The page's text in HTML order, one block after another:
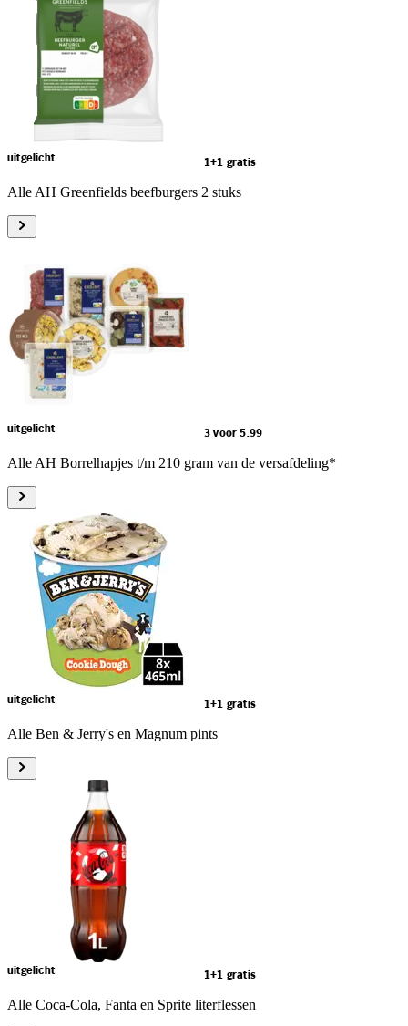
uitgelicht 1+1 gratis
Alle AH Greenfields beefburgers 2 stuks
uitgelicht 3 voor 5.99
Alle AH Borrelhapjes t/m 210 gram van de versafdeling*
uitgelicht 1+1 gratis
Alle Ben & Jerry's en Magnum pints
uitgelicht 1+1 gratis
Alle Coca-Cola, Fanta en Sprite literflessen